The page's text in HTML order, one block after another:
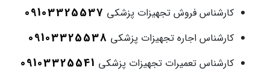
کارشناس فروش تجهیزات پزشکی 09103325537
کارشناس اجاره تجهیزات پزشکی 09103325538
کارشناس تعمیرات تجهیزات پزشکی 09103325541